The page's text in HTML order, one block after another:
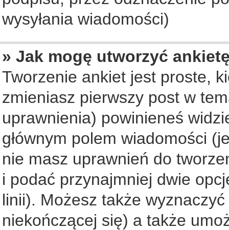
wysyłania wiadomości)
» Jak mogę utworzyć
Tworzenie ankiet jest proste,
zmieniasz pierwszy post w
uprawnienia) powinieneś
głównym polem wiadomości
nie masz uprawnień do
i podać przynajmniej dwie
linii). Możesz także
niekończącej się) a także